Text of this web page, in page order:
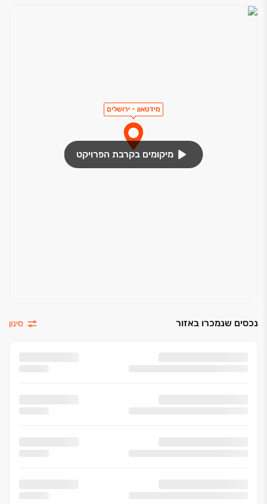
מידטאון - ירושלים
מיקומים בקרבת הפרויקט
נכסים שנמכרו באזור סינון